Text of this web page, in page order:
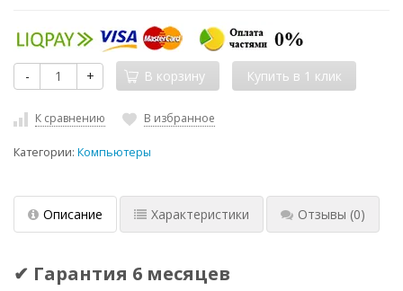
- + В корзину
К сравнению В избранное
Категории: Компьютеры
Описание Характеристики Отзывы (0)
✔ Гарантия 6 месяцев